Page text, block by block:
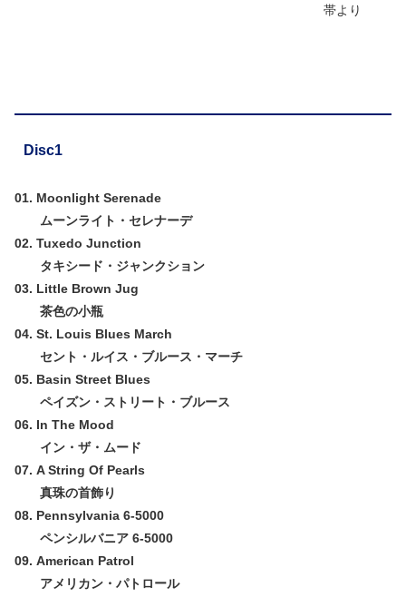
帯より
Disc1
01. Moonlight Serenade
ムーンライト・セレナーデ
02. Tuxedo Junction
タキシード・ジャンクション
03. Little Brown Jug
茶色の小瓶
04. St. Louis Blues March
セント・ルイス・ブルース・マーチ
05. Basin Street Blues
ペイズン・ストリート・ブルース
06. In The Mood
イン・ザ・ムード
07. A String Of Pearls
真珠の首飾り
08. Pennsylvania 6-5000
ペンシルバニア 6-5000
09. American Patrol
アメリカン・パトロール